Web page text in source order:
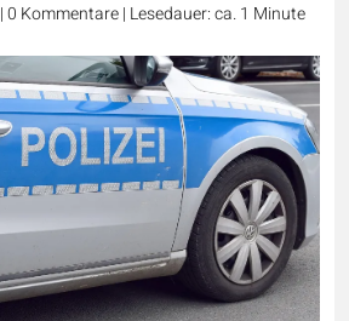
|0 Kommentare| Lesedauer: ca. 1 Minute